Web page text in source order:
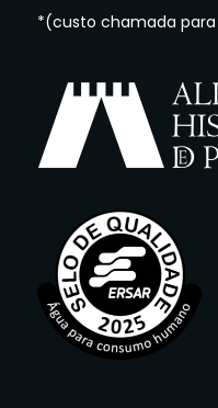
*(custo chamada